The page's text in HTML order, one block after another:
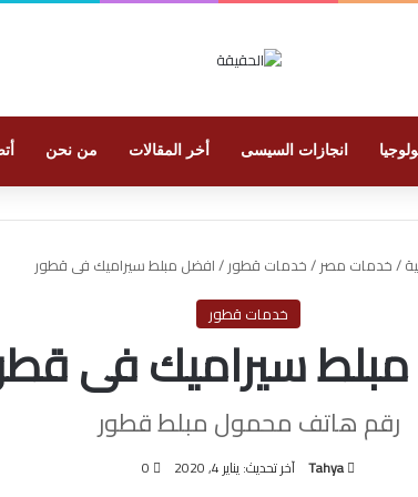
انجازات السيسى أخر المقالات من نحن
/خدمات مصر/خدمات قطور/افضل مبلط سيراميك فى قطور
خدمات قطور
سيراميك فى
رقم هاتف محمول مبلط قطور
Tahya آخر تحديث: يناير 4, 2020 0